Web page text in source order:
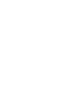
とも便
バンク